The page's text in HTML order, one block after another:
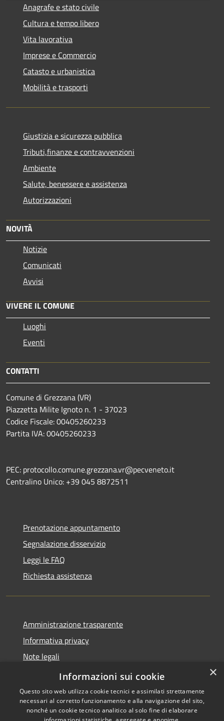
Anagrafe e stato civile
Cultura e tempo libero
Vita lavorativa
Imprese e Commercio
Catasto e urbanistica
Mobilità e trasporti
Giustizia e sicurezza pubblica
Tributi,finanze e contravvenzioni
Ambiente
Salute, benessere e assistenza
Autorizzazioni
NOVITÀ
Notizie
Comunicati
Avvisi
VIVERE IL COMUNE
Luoghi
Eventi
CONTATTI
Comune di Grezzana (VR)
Piazzetta Milite Ignoto n. 1 - 37023
Codice Fiscale: 00405260233
Partita IVA: 00405260233
PEC: protocollo.comune.grezzana.vr@pecveneto.it
Centralino Unico: +39 045 8872511
Prenotazione appuntamento
Segnalazione disservizio
Leggi le FAQ
Richiesta assistenza
Amministrazione trasparente
Informativa privacy
Note legali
Dichiarazione di accessibilità
×
Informazioni sui cookie
Questo sito web utilizza cookie tecnici e assimilati strettamente
necessari al corretto funzionamento e alla navigazione del sito,
nonché un cookie tecnico analitico al solo fine di elaborare